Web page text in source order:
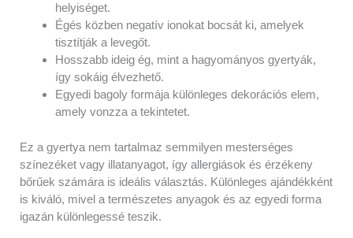
helyiséget.
Égés közben negatív ionokat bocsát ki, amelyek
tisztítják a levegőt.
Hosszabb ideig ég, mint a hagyományos gyertyák,
így sokáig élvezhető.
Egyedi bagoly formája különleges dekorációs elem,
amely vonzza a tekintetet.
Ez a gyertya nem tartalmaz semmilyen mesterséges
színezéket vagy illatanyagot, így allergiások és érzékeny
bőrűek számára is ideális választás. Különleges ajándékként
is kiváló, mivel a természetes anyagok és az egyedi forma
igazán különlegessé teszik.